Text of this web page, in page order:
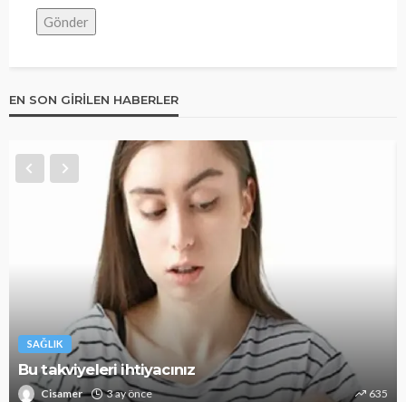
EN SON GIRILEN HABERLER
SAĞLIK
Bu takviyeleri ihtiyacınız
Cisamer 3 ay önce 635